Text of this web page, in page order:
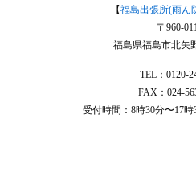
【福島出張所(雨ん
〒960-
福島県福島市北矢
TEL：0120-
FAX：024-
受付時間：8時30分〜17